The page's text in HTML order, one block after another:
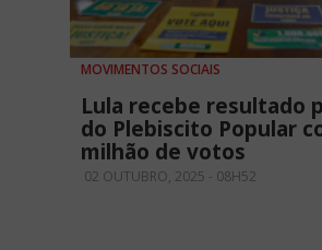
MOVIMENTOS SOCIAIS
Lula recebe resultado
do Plebiscito Popular
milhão de votos
02 OUTUBRO, 2025 - 08H52